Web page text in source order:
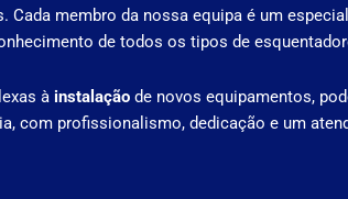
Cada membro da nossa equipa é um
de todos os tipos de
à instalação de novos equipamentos,
com profissionalismo, dedicação e um